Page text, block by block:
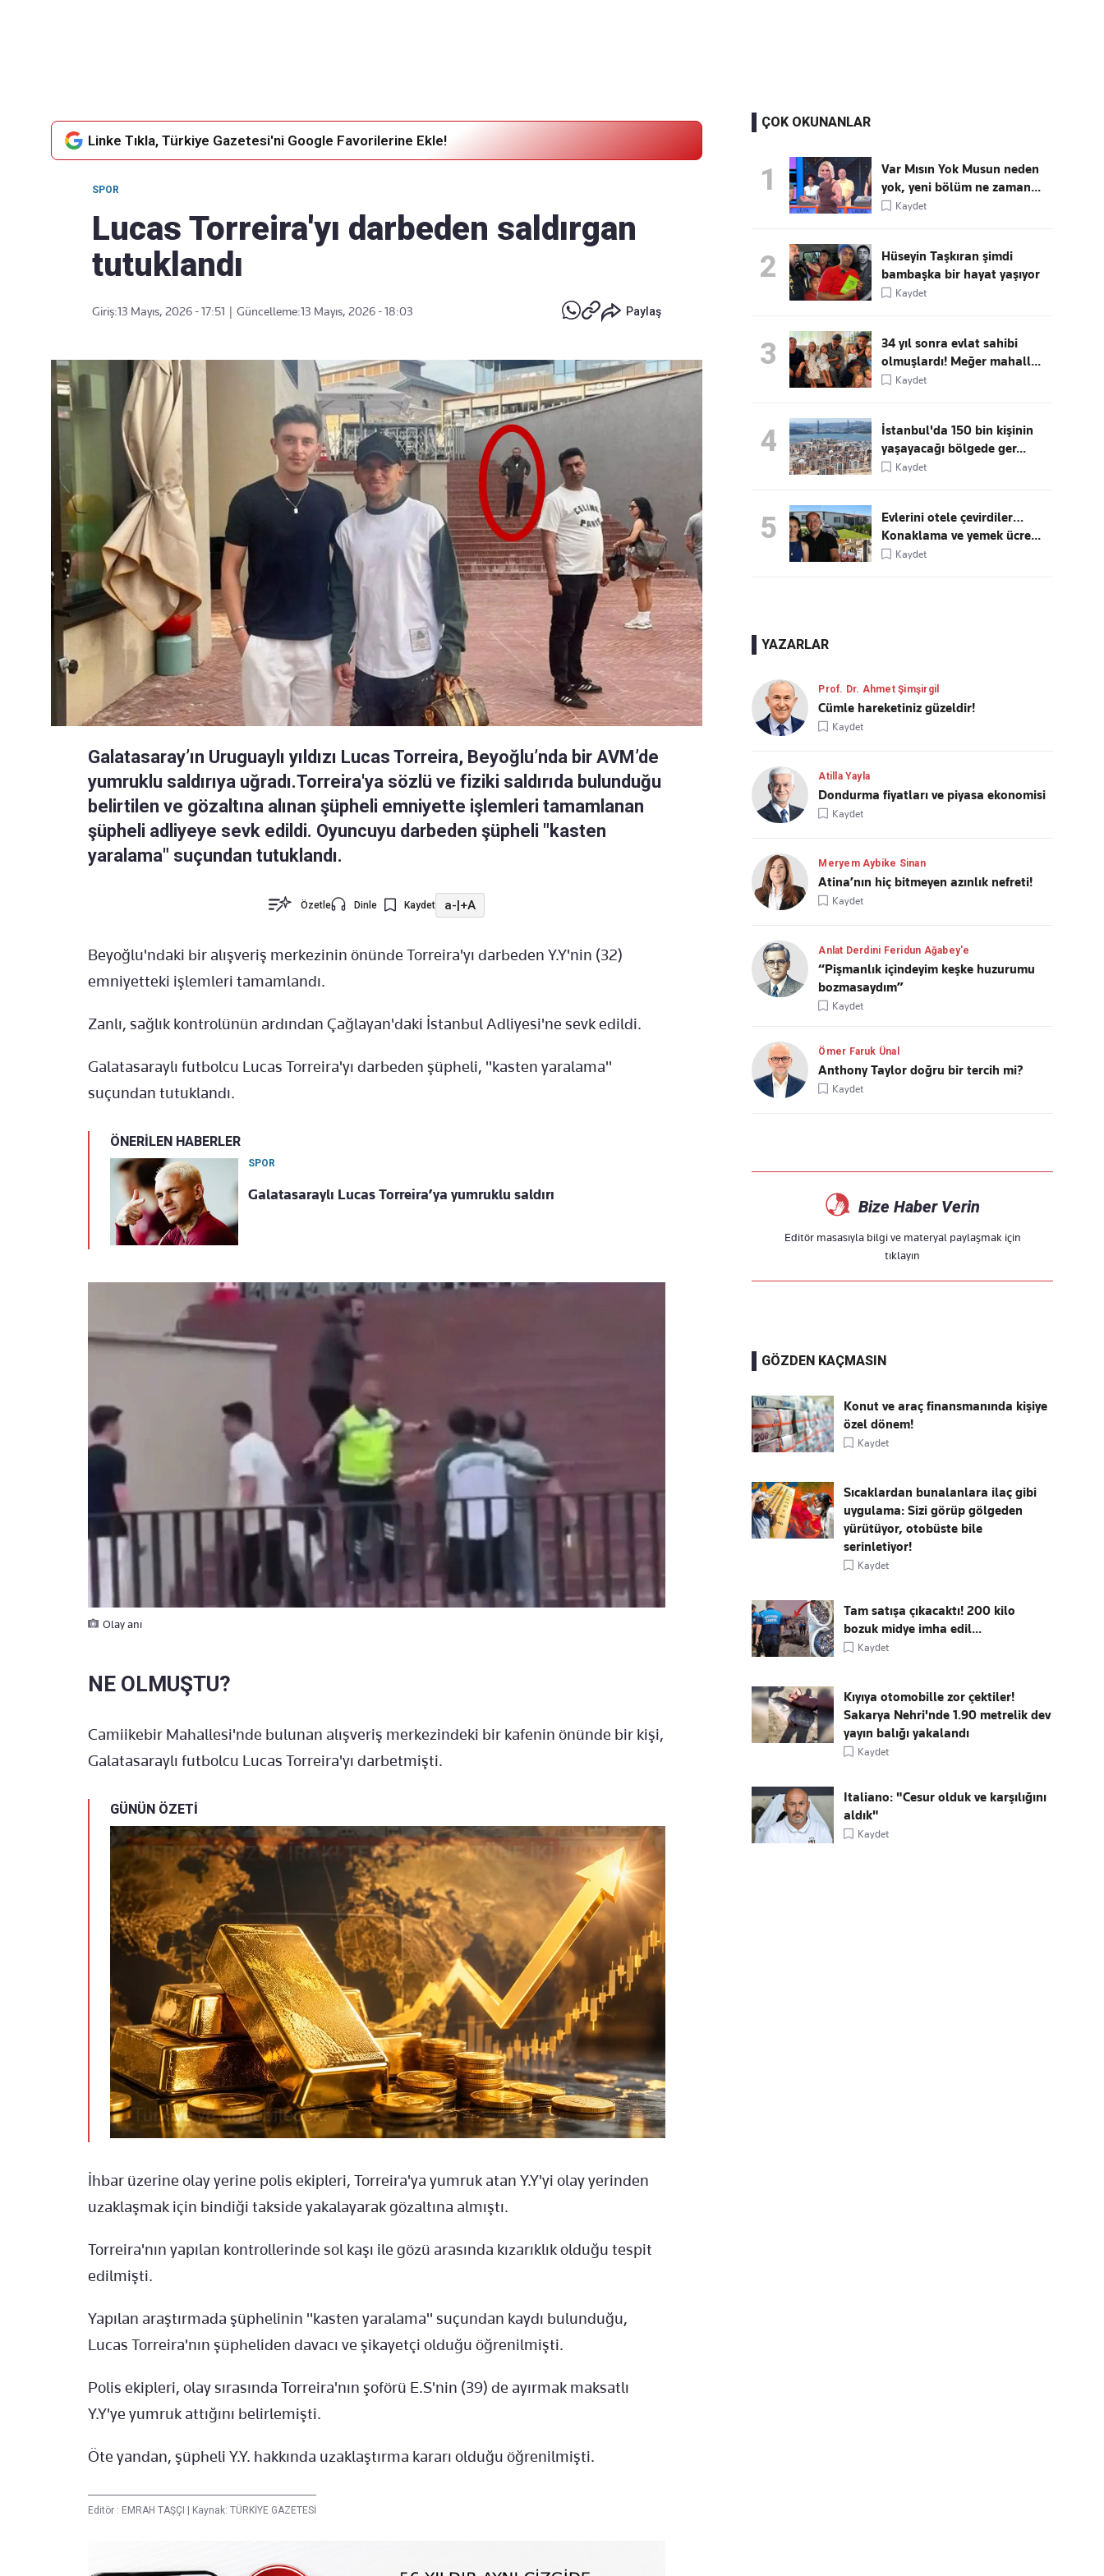
Linke Tıkla, Türkiye Gazetesi'ni Google Favorilerine Ekle!
SPOR
Lucas Torreira'yı darbeden saldırgan
tutuklandı
Giriş:13 Mayıs, 2026 - 17:51 Güncelleme:13 Mayıs, 2026 - 18:03 Paylaş
Galatasaray’ın Uruguaylı yıldızı Lucas Torreira, Beyoğlu’nda bir AVM’de
yumruklu saldırıya uğradı.Torreira'ya sözlü ve fiziki saldırıda bulunduğu
belirtilen ve gözaltına alınan şüpheli emniyette işlemleri tamamlanan
şüpheli adliyeye sevk edildi. Oyuncuyu darbeden şüpheli "kasten
yaralama" suçundan tutuklandı.
Özetle Dinle Kaydet a-|+A
Beyoğlu'ndaki bir alışveriş merkezinin önünde Torreira'yı darbeden Y.Y'nin (32)
emniyetteki işlemleri tamamlandı.
Zanlı, sağlık kontrolünün ardından Çağlayan'daki İstanbul Adliyesi'ne sevk edildi.
Galatasaraylı futbolcu Lucas Torreira'yı darbeden şüpheli, "kasten yaralama"
suçundan tutuklandı.
ÖNERİLEN HABERLER
SPOR
Galatasaraylı Lucas Torreira’ya yumruklu saldırı
Olay anı
NE OLMUŞTU?
Camiikebir Mahallesi'nde bulunan alışveriş merkezindeki bir kafenin önünde bir kişi,
Galatasaraylı futbolcu Lucas Torreira'yı darbetmişti.
GÜNÜN ÖZETİ
İhbar üzerine olay yerine polis ekipleri, Torreira'ya yumruk atan Y.Y'yi olay yerinden
uzaklaşmak için bindiği takside yakalayarak gözaltına almıştı.
Torreira'nın yapılan kontrollerinde sol kaşı ile gözü arasında kızarıklık olduğu tespit
edilmişti.
Yapılan araştırmada şüphelinin "kasten yaralama" suçundan kaydı bulunduğu,
Lucas Torreira'nın şüpheliden davacı ve şikayetçi olduğu öğrenilmişti.
Polis ekipleri, olay sırasında Torreira'nın şoförü E.S'nin (39) de ayırmak maksatlı
Y.Y'ye yumruk attığını belirlemişti.
Öte yandan, şüpheli Y.Y. hakkında uzaklaştırma kararı olduğu öğrenilmişti.
Editör : EMRAH TAŞÇI Kaynak: TÜRKİYE GAZETESİ
ÇOK OKUNANLAR
1
Var Mısın Yok Musun neden
yok, yeni bölüm ne zaman...
Kaydet
2
Hüseyin Taşkıran şimdi
bambaşka bir hayat yaşıyor
Kaydet
3
34 yıl sonra evlat sahibi
olmuşlardı! Meğer mahall...
Kaydet
4
İstanbul'da 150 bin kişinin
yaşayacağı bölgede ger...
Kaydet
5
Evlerini otele çevirdiler…
Konaklama ve yemek ücre...
Kaydet
YAZARLAR
Prof. Dr. Ahmet Şimşirgil
Cümle hareketiniz güzeldir!
Kaydet
Atilla Yayla
Dondurma fiyatları ve piyasa ekonomisi
Kaydet
Meryem Aybike Sinan
Atina’nın hiç bitmeyen azınlık nefreti!
Kaydet
Anlat Derdini Feridun Ağabey'e
“Pişmanlık içindeyim keşke huzurumu
bozmasaydım”
Kaydet
Ömer Faruk Ünal
Anthony Taylor doğru bir tercih mi?
Kaydet
Bize Haber Verin
Editör masasıyla bilgi ve materyal paylaşmak için
tıklayın
GÖZDEN KAÇMASIN
Konut ve araç finansmanında kişiye
özel dönem!
Kaydet
Sıcaklardan bunalanlara ilaç gibi
uygulama: Sizi görüp gölgeden
yürütüyor, otobüste bile
serinletiyor!
Kaydet
Tam satışa çıkacaktı! 200 kilo
bozuk midye imha edil...
Kaydet
Kıyıya otomobille zor çektiler!
Sakarya Nehri'nde 1.90 metrelik dev
yayın balığı yakalandı
Kaydet
Italiano: "Cesur olduk ve karşılığını
aldık"
Kaydet